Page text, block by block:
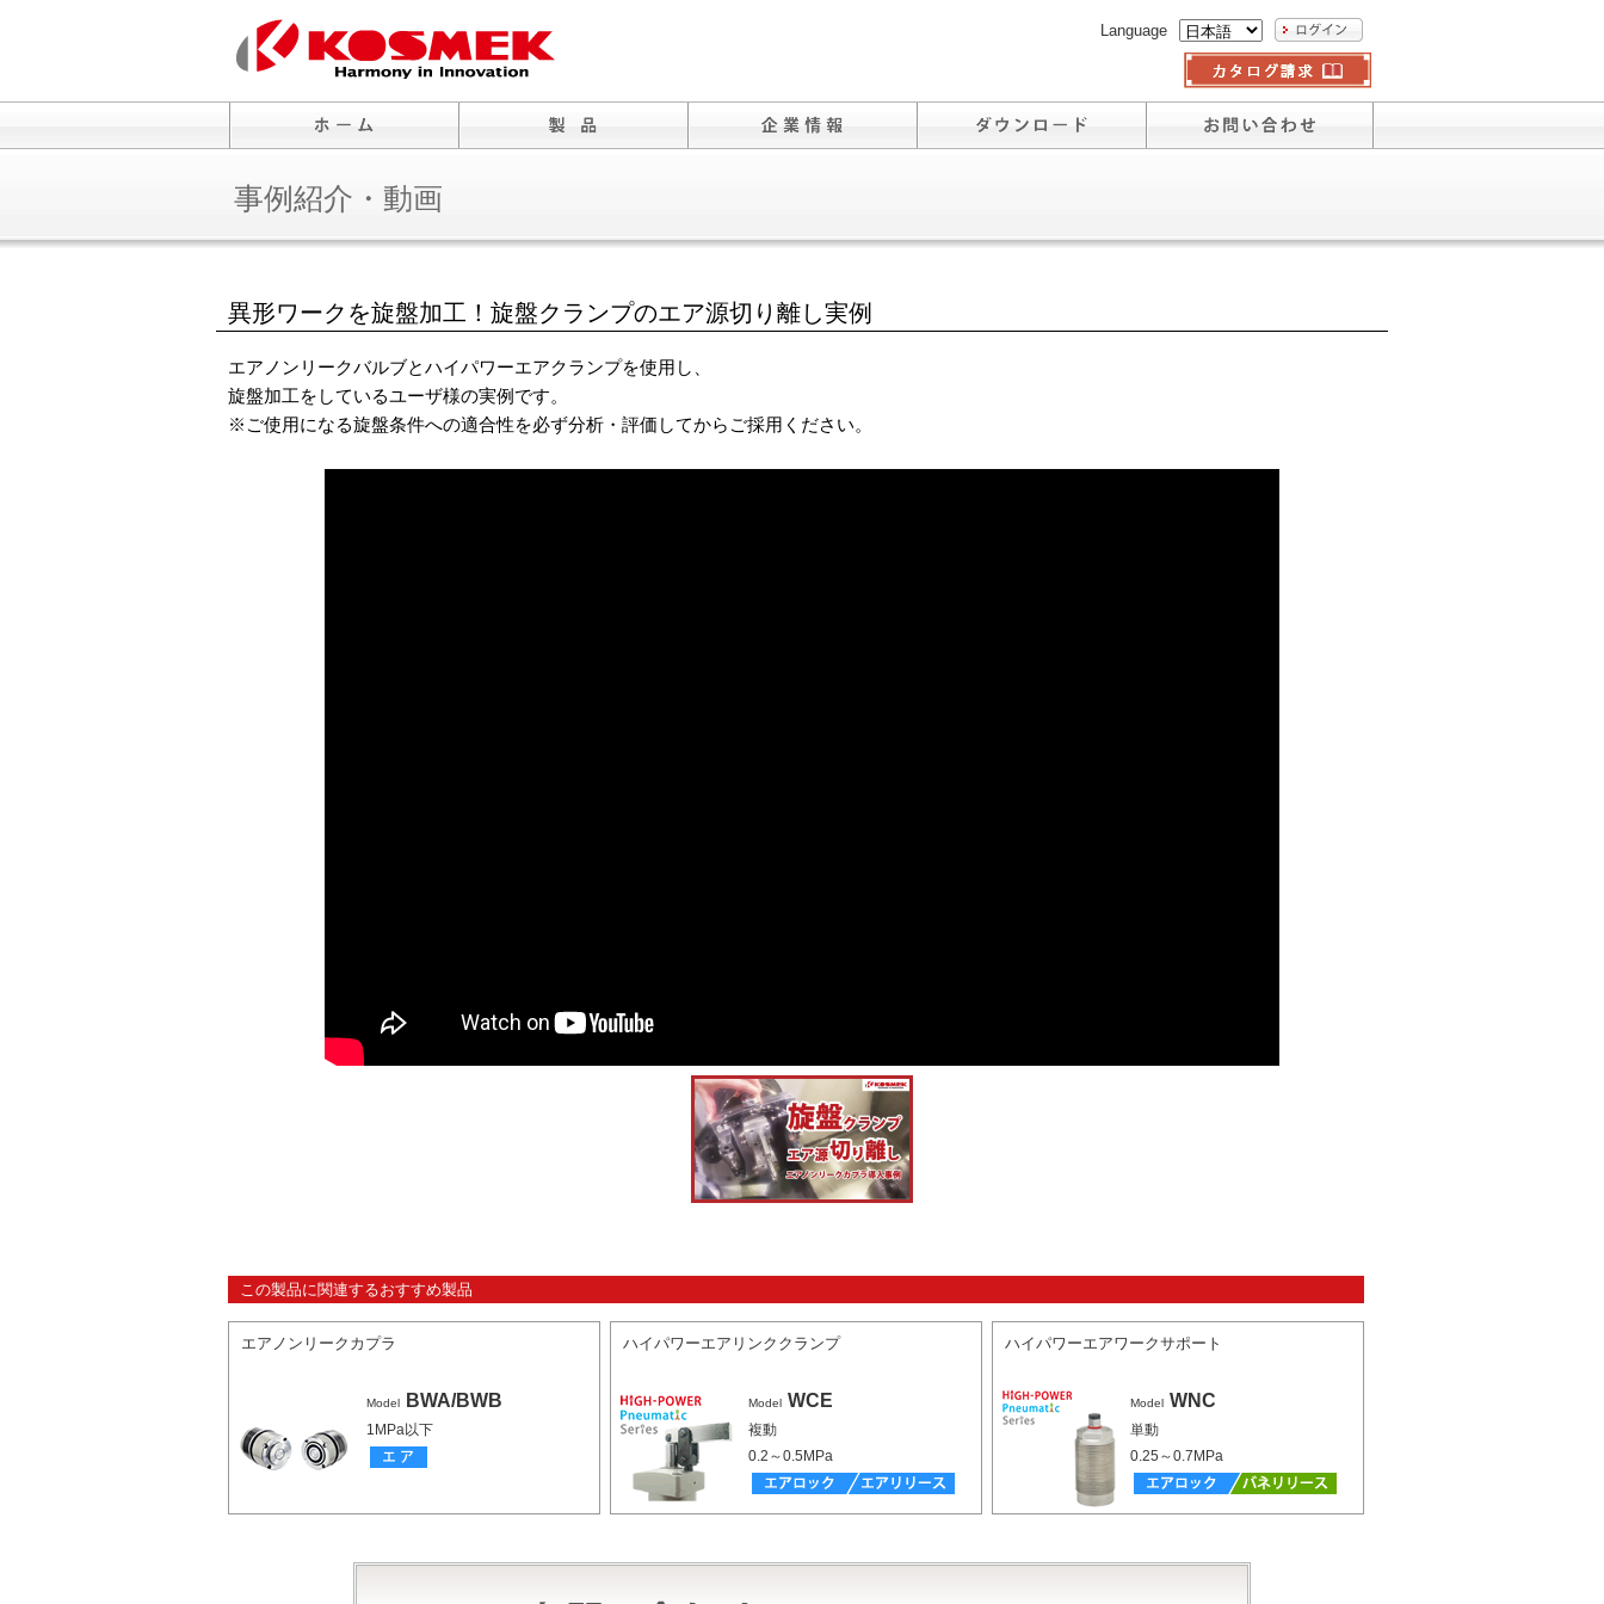
Language
事例紹介・動画
異形ワークを旋盤加工！旋盤クランプのエア源切り離し実例
エアノンリークバルブとハイパワーエアクランプを使用し、
旋盤加工をしているユーザ様の実例です。
※ご使用になる旋盤条件への適合性を必ず分析・評価してからご採用ください。
この製品に関連するおすすめ製品
エアノンリークカプラ
Model BWA/BWB
1MPa以下
ハイパワーエアリンククランプ
Model WCE
複動
0.2～0.5MPa
ハイパワーエアワークサポート
Model WNC
単動
0.25～0.7MPa